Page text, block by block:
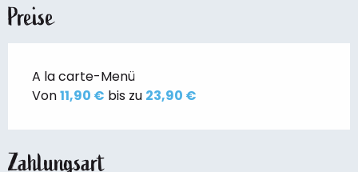
Preise
A la carte-Menü
Von11,90 € bis zu 23,90 €
Zahlungsart